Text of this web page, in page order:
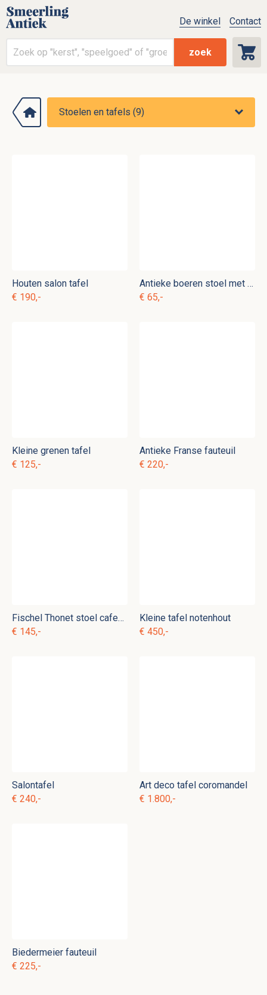
zoek
De winkel Contact
Houten salon tafel
€ 190,-
Antieke boeren stoel met biezen zitting
€ 65,-
Kleine grenen tafel
€ 125,-
Antieke Franse fauteuil
€ 220,-
Fischel Thonet stoel cafestoel
€ 145,-
Kleine tafel notenhout
€ 450,-
Salontafel
€ 240,-
Art deco tafel coromandel
€ 1.800,-
Biedermeier fauteuil
€ 225,-